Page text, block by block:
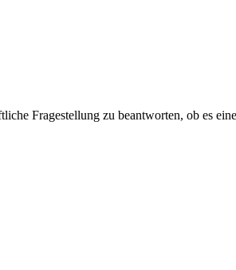
Fragestellung zu beantworten, ob es